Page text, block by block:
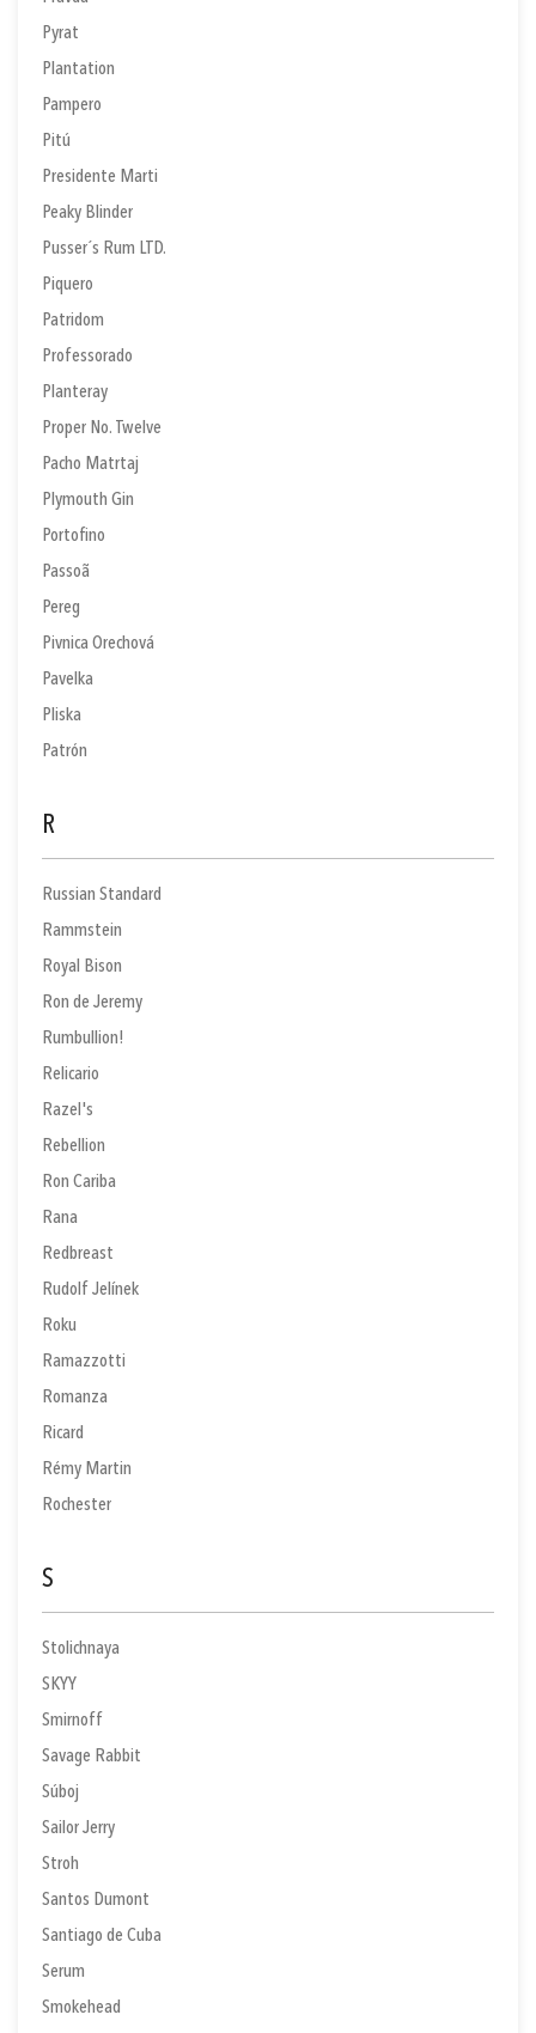
Pyrat
Plantation
Pampero
Pitú
Presidente Marti
Peaky Blinder
Pusser´s Rum LTD.
Piquero
Patridom
Professorado
Planteray
Proper No. Twelve
Pacho Matrtaj
Plymouth Gin
Portofino
Passoã
Pereg
Pivnica Orechová
Pavelka
Pliska
Patrón
R
Russian Standard
Rammstein
Royal Bison
Ron de Jeremy
Rumbullion!
Relicario
Razel's
Rebellion
Ron Cariba
Rana
Redbreast
Rudolf Jelínek
Roku
Ramazzotti
Romanza
Ricard
Rémy Martin
Rochester
S
Stolichnaya
SKYY
Smirnoff
Savage Rabbit
Súboj
Sailor Jerry
Stroh
Santos Dumont
Santiago de Cuba
Serum
Smokehead